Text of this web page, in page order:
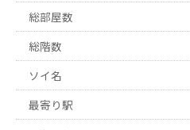
総部屋数
総階数
ソイ名
最寄り駅